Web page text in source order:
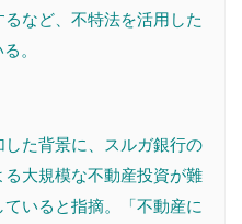
など、不特法を活用した
。
た背景に、スルガ銀行の
大規模な不動産投資が難
いると指摘。「不動産に